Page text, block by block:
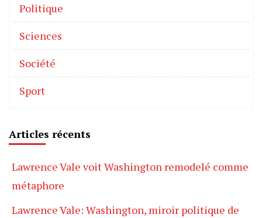
Politique
Sciences
Société
Sport
Articles récents
Lawrence Vale voit Washington remodelé comme
métaphore
Lawrence Vale: Washington, miroir politique de